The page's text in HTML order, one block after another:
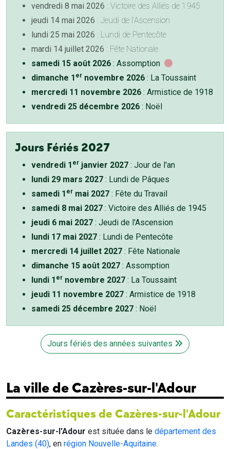
vendredi 8 mai 2026 : Victoire des Alliés de 1945
jeudi 14 mai 2026 : Jeudi de l'Ascension
lundi 25 mai 2026 : Lundi de Pentecôte
mardi 14 juillet 2026 : Fête Nationale
samedi 15 août 2026 : Assomption
dimanche 1 er novembre 2026 : La Toussaint
mercredi 11 novembre 2026 : Armistice de 1918
vendredi 25 décembre 2026 : Noël
Jours Fériés 2027
vendredi 1 er janvier 2027 : Jour de l'an
lundi 29 mars 2027 : Lundi de Pâques
samedi 1 er mai 2027 : Fête du Travail
samedi 8 mai 2027 : Victoire des Alliés de 1945
jeudi 6 mai 2027 : Jeudi de l'Ascension
lundi 17 mai 2027 : Lundi de Pentecôte
mercredi 14 juillet 2027 : Fête Nationale
dimanche 15 août 2027 : Assomption
lundi 1 er novembre 2027 : La Toussaint
jeudi 11 novembre 2027 : Armistice de 1918
samedi 25 décembre 2027 : Noël
Jours fériés des années suivantes
La ville de Cazères-sur-l'Adour
Caractéristiques de Cazères-sur-l'Adour
Cazères-sur-l'Adour est située dans le département des
Landes (40), en région Nouvelle-Aquitaine.